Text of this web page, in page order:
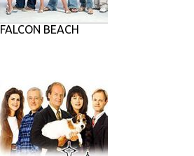
FALCON BEACH